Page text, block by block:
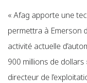
« Afag apporte une
permettra à Emerson
activité actuelle
900 millions de dollars
directeur de